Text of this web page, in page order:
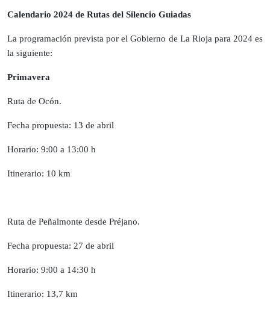
Calendario 2024 de Rutas del Silencio Guiadas
La programación prevista por el Gobierno de La Rioja para 2024 es
la siguiente:
Primavera
Ruta de Ocón.
Fecha propuesta: 13 de abril
Horario: 9:00 a 13:00 h
Itinerario: 10 km
Ruta de Peñalmonte desde Préjano.
Fecha propuesta: 27 de abril
Horario: 9:00 a 14:30 h
Itinerario: 13,7 km